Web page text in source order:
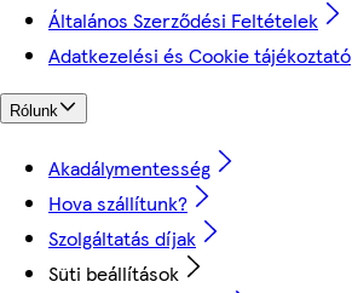
Általános Szerződési Feltételek
Adatkezelési és Cookie tájékoztató
Rólunk
Akadálymentesség
Hova szállítunk?
Szolgáltatás díjak
Süti beállítások